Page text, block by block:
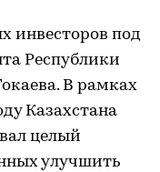
инвесторов под
Республики
В рамках
Казахстана
целый
улучшить